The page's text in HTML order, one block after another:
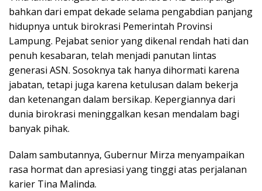
bahkan dari empat dekade selama pengabdian panjang
hidupnya untuk birokrasi Pemerintah Provinsi
Lampung. Pejabat senior yang dikenal rendah hati dan
penuh kesabaran, telah menjadi panutan lintas
generasi ASN. Sosoknya tak hanya dihormati karena
jabatan, tetapi juga karena ketulusan dalam bekerja
dan ketenangan dalam bersikap. Kepergiannya dari
dunia birokrasi meninggalkan kesan mendalam bagi
banyak pihak.
Dalam sambutannya, Gubernur Mirza menyampaikan
rasa hormat dan apresiasi yang tinggi atas perjalanan
karier Tina Malinda.